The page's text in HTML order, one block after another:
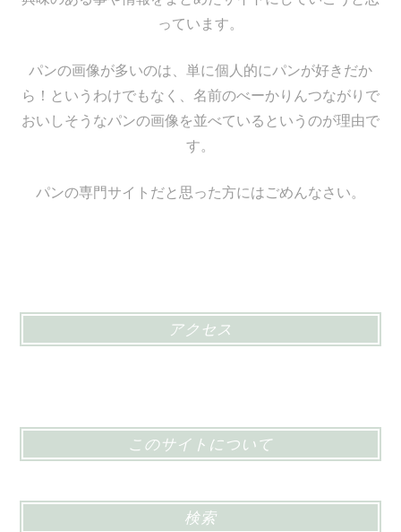
っています。
パンの画像が多いのは、単に個人的にパンが好きだか
ら！というわけでもなく、名前のべーかりんつながりで
おいしそうなパンの画像を並べているというのが理由で
す。
パンの専門サイトだと思った方にはごめんなさい。
アクセス
このサイトについて
検索